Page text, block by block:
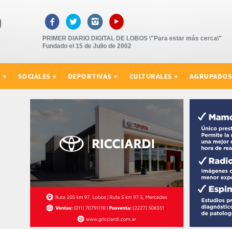
   ▸
PRIMER DIARIO DIGITAL DE LOBOS \"Para estar más cerca\"
Fundado el 15 de Julio de 2002
SOCIALES DEPORTIVAS CULTURALES AGRUPADOS